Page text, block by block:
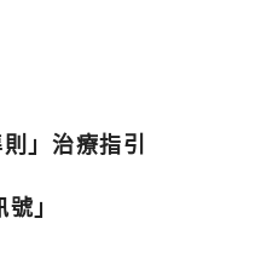
」治療指引
」